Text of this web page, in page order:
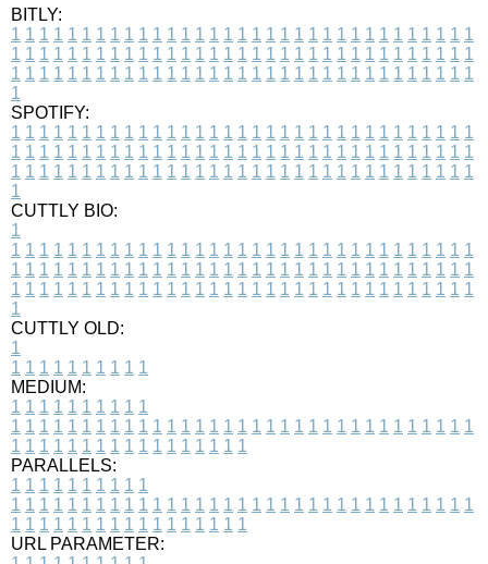
BITLY:
1 1 1 1 1 1 1 1 1 1 1 1 1 1 1 1 1 1 1 1 1 1 1 1 1 1 1 1 1 1 1 1 1
1 1 1 1 1 1 1 1 1 1 1 1 1 1 1 1 1 1 1 1 1 1 1 1 1 1 1 1 1 1 1 1 1
1 1 1 1 1 1 1 1 1 1 1 1 1 1 1 1 1 1 1 1 1 1 1 1 1 1 1 1 1 1 1 1 1
1
SPOTIFY:
1 1 1 1 1 1 1 1 1 1 1 1 1 1 1 1 1 1 1 1 1 1 1 1 1 1 1 1 1 1 1 1 1
1 1 1 1 1 1 1 1 1 1 1 1 1 1 1 1 1 1 1 1 1 1 1 1 1 1 1 1 1 1 1 1 1
1 1 1 1 1 1 1 1 1 1 1 1 1 1 1 1 1 1 1 1 1 1 1 1 1 1 1 1 1 1 1 1 1
1
CUTTLY BIO:
1
1 1 1 1 1 1 1 1 1 1 1 1 1 1 1 1 1 1 1 1 1 1 1 1 1 1 1 1 1 1 1 1 1
1 1 1 1 1 1 1 1 1 1 1 1 1 1 1 1 1 1 1 1 1 1 1 1 1 1 1 1 1 1 1 1 1
1 1 1 1 1 1 1 1 1 1 1 1 1 1 1 1 1 1 1 1 1 1 1 1 1 1 1 1 1 1 1 1 1
1
CUTTLY OLD:
1
1 1 1 1 1 1 1 1 1 1
MEDIUM:
1 1 1 1 1 1 1 1 1 1
1 1 1 1 1 1 1 1 1 1 1 1 1 1 1 1 1 1 1 1 1 1 1 1 1 1 1 1 1 1 1 1 1
1 1 1 1 1 1 1 1 1 1 1 1 1 1 1 1 1
PARALLELS:
1 1 1 1 1 1 1 1 1 1
1 1 1 1 1 1 1 1 1 1 1 1 1 1 1 1 1 1 1 1 1 1 1 1 1 1 1 1 1 1 1 1 1
1 1 1 1 1 1 1 1 1 1 1 1 1 1 1 1 1
URL PARAMETER: